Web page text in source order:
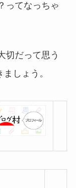
ってなっちゃ
切だって思う
ましょう。